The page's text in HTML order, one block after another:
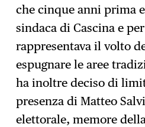
che cinque anni prima
sindaca di Cascina e
rappresentava il volto
espugnare le aree
ha inoltre deciso di
presenza di Matteo
elettorale, memore